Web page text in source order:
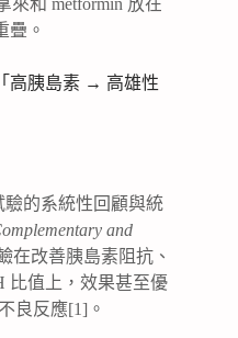
疊。
高胰島素 → 高雄性
驗的系統性回顧與統
and
在改善胰島素阻抗、
比值上，效果甚至優
良反應[1]。